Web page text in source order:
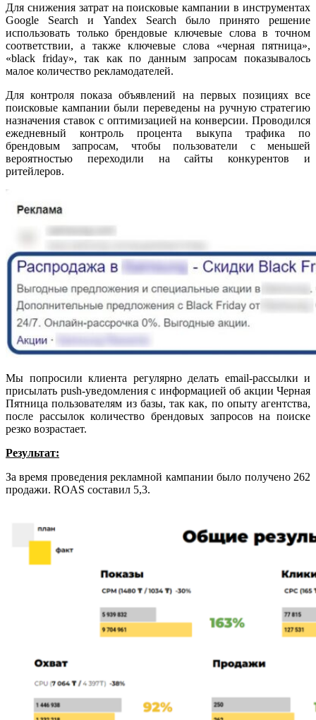
Для снижения затрат на поисковые кампании в инструментах
Google Search и Yandex Search было принято решение
использовать только брендовые ключевые слова в точном
соответствии, а также ключевые слова «черная пятница»,
«black friday», так как по данным запросам показывалось
малое количество рекламодателей.
Для контроля показа объявлений на первых позициях все
поисковые кампании были переведены на ручную стратегию
назначения ставок с оптимизацией на конверсии. Проводился
ежедневный контроль процента выкупа трафика по
брендовым запросам, чтобы пользователи с меньшей
вероятностью переходили на сайты конкурентов и
ритейлеров.
Мы попросили клиента регулярно делать email-рассылки и
присылать push-уведомления с информацией об акции Черная
Пятница пользователям из базы, так как, по опыту агентства,
после рассылок количество брендовых запросов на поиске
резко возрастает.
Результат:
За время проведения рекламной кампании было получено 262
продажи. ROAS составил 5,3.